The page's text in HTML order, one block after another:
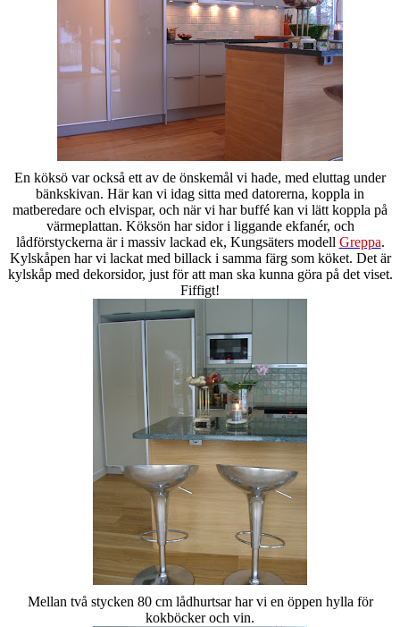
En köksö var också ett av de önskemål vi hade, med eluttag under
bänkskivan. Här kan vi idag sitta med datorerna, koppla in
matberedare och elvispar, och när vi har buffé kan vi lätt koppla på
värmeplattan. Köksön har sidor i liggande ekfanér, och
lådförstyckerna är i massiv lackad ek, Kungsäters modell Greppa.
Kylskåpen har vi lackat med billack i samma färg som köket. Det är
kylskåp med dekorsidor, just för att man ska kunna göra på det viset.
Fiffigt!
Mellan två stycken 80 cm lådhurtsar har vi en öppen hylla för
kokböcker och vin.